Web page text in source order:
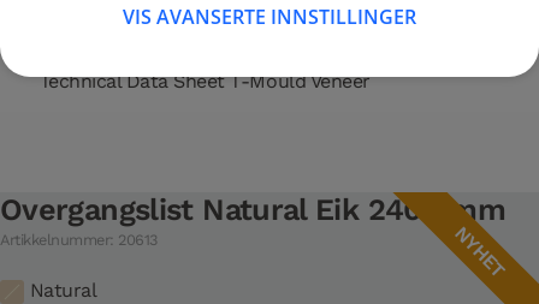
VIS AVANSERTE INNSTILLINGER
Technical Data Sheet Reducer Veneer
Technical Data Sheet T-Mould Veneer
NYHET
Overgangslist Natural Eik 2400 mm
Artikkelnummer: 20613
Natural